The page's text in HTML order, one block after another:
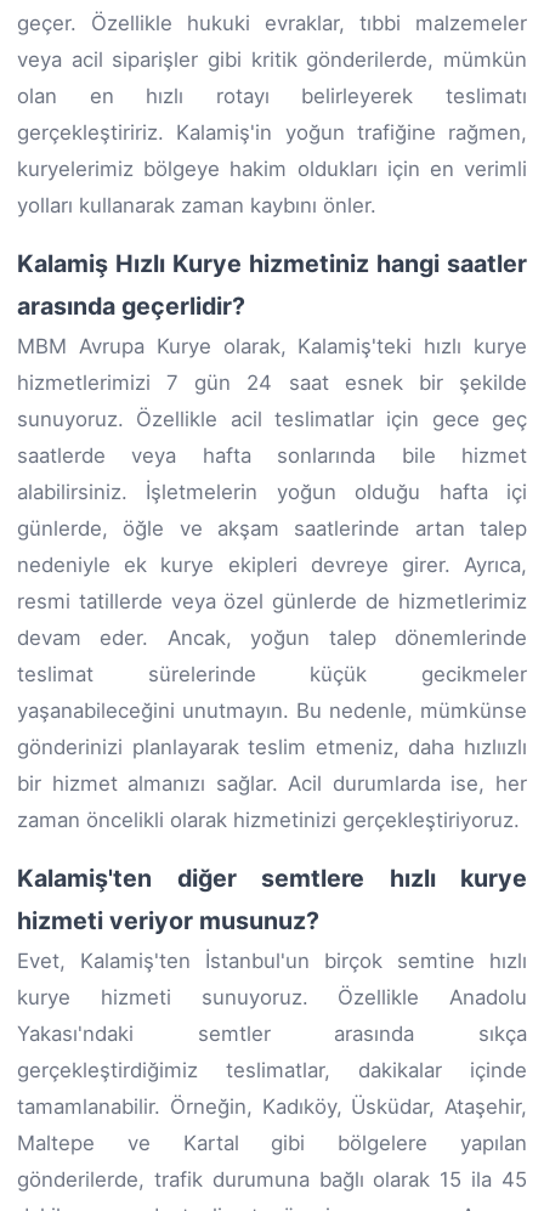
geçer. Özellikle hukuki evraklar, tıbbi malzemeler
veya acil siparişler gibi kritik gönderilerde, mümkün
olan en hızlı rotayı belirleyerek teslimatı
gerçekleştiririz. Kalamiş'in yoğun trafiğine rağmen,
kuryelerimiz bölgeye hakim oldukları için en verimli
yolları kullanarak zaman kaybını önler.
Kalamiş Hızlı Kurye hizmetiniz hangi saatler
arasında geçerlidir?
MBM Avrupa Kurye olarak, Kalamiş'teki hızlı kurye
hizmetlerimizi 7 gün 24 saat esnek bir şekilde
sunuyoruz. Özellikle acil teslimatlar için gece geç
saatlerde veya hafta sonlarında bile hizmet
alabilirsiniz. İşletmelerin yoğun olduğu hafta içi
günlerde, öğle ve akşam saatlerinde artan talep
nedeniyle ek kurye ekipleri devreye girer. Ayrıca,
resmi tatillerde veya özel günlerde de hizmetlerimiz
devam eder. Ancak, yoğun talep dönemlerinde
teslimat sürelerinde küçük gecikmeler
yaşanabileceğini unutmayın. Bu nedenle, mümkünse
gönderinizi planlayarak teslim etmeniz, daha hızlıızlı
bir hizmet almanızı sağlar. Acil durumlarda ise, her
zaman öncelikli olarak hizmetinizi gerçekleştiriyoruz.
Kalamiş'ten diğer semtlere hızlı kurye
hizmeti veriyor musunuz?
Evet, Kalamiş'ten İstanbul'un birçok semtine hızlı
kurye hizmeti sunuyoruz. Özellikle Anadolu
Yakası'ndaki semtler arasında sıkça
gerçekleştirdiğimiz teslimatlar, dakikalar içinde
tamamlanabilir. Örneğin, Kadıköy, Üsküdar, Ataşehir,
Maltepe ve Kartal gibi bölgelere yapılan
gönderilerde, trafik durumuna bağlı olarak 15 ila 45